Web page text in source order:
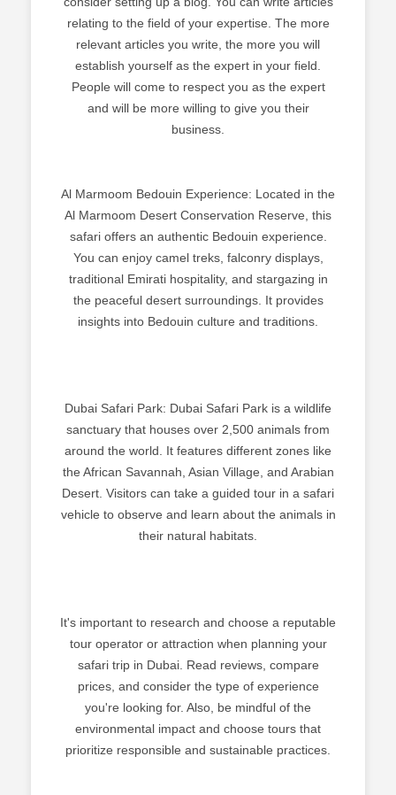
relating to the field of your expertise. The more
relevant articles you write, the more you will
establish yourself as the expert in your field.
People will come to respect you as the expert
and will be more willing to give you their
business.
Al Marmoom Bedouin Experience: Located in the
Al Marmoom Desert Conservation Reserve, this
safari offers an authentic Bedouin experience.
You can enjoy camel treks, falconry displays,
traditional Emirati hospitality, and stargazing in
the peaceful desert surroundings. It provides
insights into Bedouin culture and traditions.
Dubai Safari Park: Dubai Safari Park is a wildlife
sanctuary that houses over 2,500 animals from
around the world. It features different zones like
the African Savannah, Asian Village, and Arabian
Desert. Visitors can take a guided tour in a safari
vehicle to observe and learn about the animals in
their natural habitats.
It's important to research and choose a reputable
tour operator or attraction when planning your
safari trip in Dubai. Read reviews, compare
prices, and consider the type of experience
you're looking for. Also, be mindful of the
environmental impact and choose tours that
prioritize responsible and sustainable practices.